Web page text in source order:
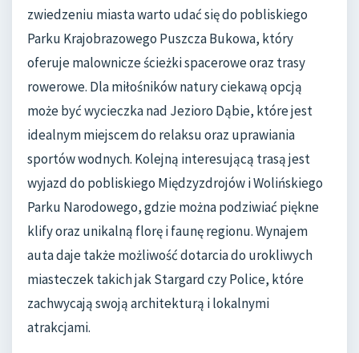
zwiedzeniu miasta warto udać się do pobliskiego
Parku Krajobrazowego Puszcza Bukowa, który
oferuje malownicze ścieżki spacerowe oraz trasy
rowerowe. Dla miłośników natury ciekawą opcją
może być wycieczka nad Jezioro Dąbie, które jest
idealnym miejscem do relaksu oraz uprawiania
sportów wodnych. Kolejną interesującą trasą jest
wyjazd do pobliskiego Międzyzdrojów i Wolińskiego
Parku Narodowego, gdzie można podziwiać piękne
klify oraz unikalną florę i faunę regionu. Wynajem
auta daje także możliwość dotarcia do urokliwych
miasteczek takich jak Stargard czy Police, które
zachwycają swoją architekturą i lokalnymi
atrakcjami.